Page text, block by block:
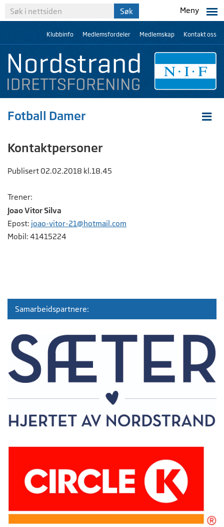
Meny
Klubbinfo Medlemsfordeler Medlemskap Kontakt oss
Fotball Damer
Kontaktpersoner
Publisert 02.02.2018 kl.18.45
Trener:
Joao Vitor Silva
Epost: joao-vitor-21@hotmail.com
Mobil: 41415224
Samarbeidspartnere: